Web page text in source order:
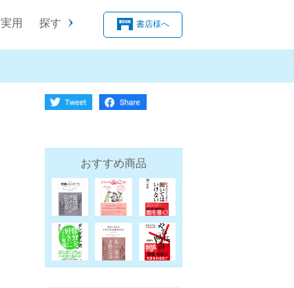
実用 探す 書店様へ
おすすめ商品